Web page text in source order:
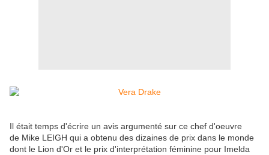
Il était temps d'écrire un avis argumenté sur ce chef d'oeuvre
de Mike LEIGH qui a obtenu des dizaines de prix dans le monde
dont le Lion d'Or et le prix d'interprétation féminine pour Imelda